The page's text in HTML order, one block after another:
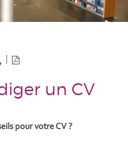
un CV
pour votre CV ?